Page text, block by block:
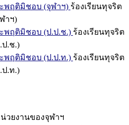
พฤติมิชอบ (จุฬาฯ) ร้องเรียนทุจริต
าฯ)
พฤติมิชอบ (ป.ป.ช.) ร้องเรียนทุจริต
.ช.)
พฤติมิชอบ (ป.ป.ท.) ร้องเรียนทุจริต
.ท.)
วยงานของจุฬาฯ